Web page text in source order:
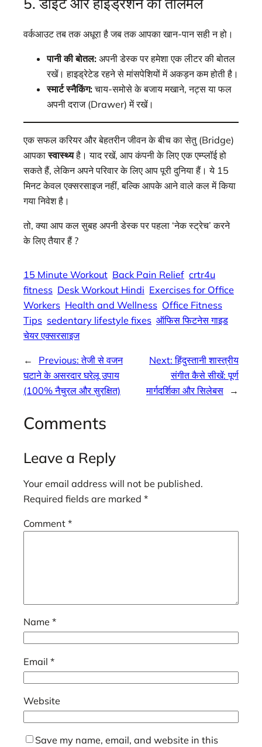
वर्कआउट तब तक अधूरा है जब तक आपका खान-पान सही न हो।
पानी की बोतल: अपनी डेस्क पर हमेशा एक लीटर की बोतल
रखें। हाइड्रेटेड रहने से मांसपेशियों में अकड़न कम होती है।
स्मार्ट स्नैकिंग:चाय-समोसे के बजाय मखाने, नट्स या फल
अपनी दराज (Drawer) में रखें।
एक सफल करियर और बेहतरीन जीवन के बीच का सेतु (Bridge)
आपकास्वास्थ्यहै। याद रखें, आप कंपनी के लिए एक एम्प्लॉई हो
सकते हैं, लेकिन अपने परिवार के लिए आप पूरी दुनिया हैं। ये 15
मिनट केवल एक्सरसाइज नहीं, बल्कि आपके आने वाले कल में किया
गया निवेश है।
तो, क्या आप कल सुबह अपनी डेस्क पर पहला ‘नेक स्ट्रेच’ करने
के लिए तैयार हैं ?
15 Minute Workout Back Pain Relief crtr4u
fitness Desk Workout Hindi Exercises for Office
Workers Health and Wellness Office Fitness
Tips sedentary lifestyle fixes ऑफिस फिटनेस गाइड
चेयर एक्सरसाइज
← Previous:तेजी से वजन
घटाने के असरदार घरेलू उपाय
(100% नैचुरल और सुरक्षित)
Next:हिंदुस्तानी शास्त्रीय
संगीत कैसे सीखें: पूर्ण
मार्गदर्शिका और सिलेबस
→
Comments
Leave a Reply
Your email address will not be published.
Required fields are marked *
Comment *
Name *
Email *
Website
Save my name, email, and website in this